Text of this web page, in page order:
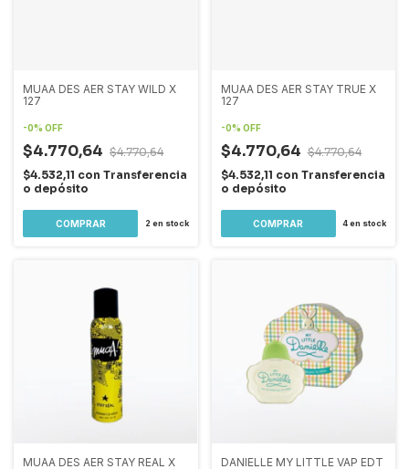
MUAA DES AER STAY WILD X
127
-0% OFF
$4.770,64 $4.770,64
$4.532,11 con Transferencia
o depósito
2 en stock
MUAA DES AER STAY TRUE X
127
-0% OFF
$4.770,64 $4.770,64
$4.532,11 con Transferencia
o depósito
4en stock
MUAA DES AER STAY REAL X
DANIELLE MY LITTLE VAP EDT